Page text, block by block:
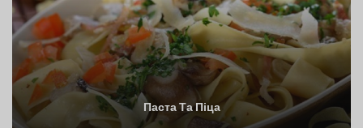
Паста Та Піца